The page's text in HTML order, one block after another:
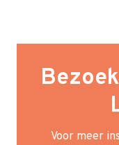
Voor meer